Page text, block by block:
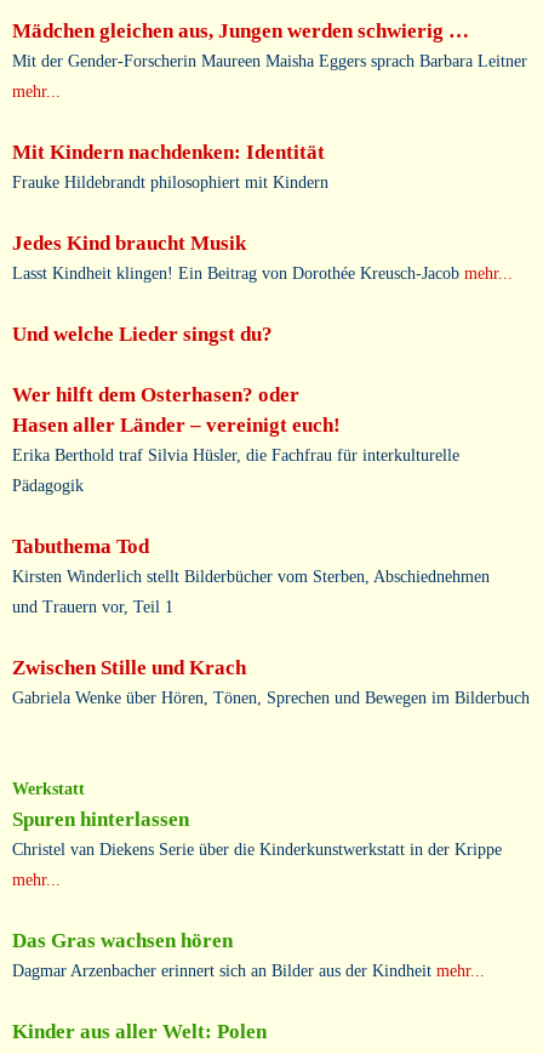
Mädchen gleichen aus, Jungen werden schwierig …
Mit der Gender-Forscherin Maureen Maisha Eggers sprach Barbara Leitner
mehr...
Mit Kindern nachdenken: Identität
Frauke Hildebrandt philosophiert mit Kindern
Jedes Kind braucht Musik
Lasst Kindheit klingen! Ein Beitrag von Dorothée Kreusch-Jacob mehr...
Und welche Lieder singst du?
Wer hilft dem Osterhasen? oder
Hasen aller Länder – vereinigt euch!
Erika Berthold traf Silvia Hüsler, die Fachfrau für interkulturelle
Pädagogik
Tabuthema Tod
Kirsten Winderlich stellt Bilderbücher vom Sterben, Abschiednehmen
und Trauern vor, Teil 1
Zwischen Stille und Krach
Gabriela Wenke über Hören, Tönen, Sprechen und Bewegen im Bilderbuch
Werkstatt
Spuren hinterlassen
Christel van Diekens Serie über die Kinderkunstwerkstatt in der Krippe
mehr...
Das Gras wachsen hören
Dagmar Arzenbacher erinnert sich an Bilder aus der Kindheit mehr...
Kinder aus aller Welt: Polen